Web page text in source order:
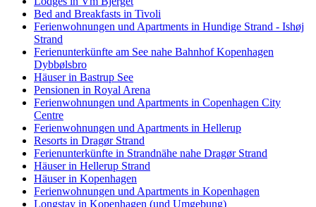
Bed and Breakfasts in Tivoli
Ferienwohnungen und Apartments in Hundige Strand - Ishøj
Strand
Ferienunterkünfte am See nahe Bahnhof Kopenhagen
Dybbølsbro
Häuser in Bastrup See
Pensionen in Royal Arena
Ferienwohnungen und Apartments in Copenhagen City
Centre
Ferienwohnungen und Apartments in Hellerup
Resorts in Dragør Strand
Ferienunterkünfte in Strandnähe nahe Dragør Strand
Häuser in Hellerup Strand
Häuser in Kopenhagen
Ferienwohnungen und Apartments in Kopenhagen
Longstay in Kopenhagen (und Umgebung)